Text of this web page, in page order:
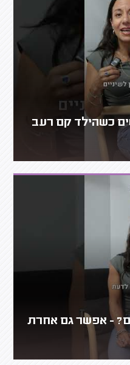
כשהילד קם רעב
- אפשר גם אחרת